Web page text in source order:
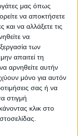
μας όπως
να αποκτήσετε
να αλλάξετε τις
να
των
απαιτεί τη
αρνηθείτε αυτήν
μόνο για αυτόν
σας ή να
στιγμή
κλικ στο
και οι
φορείς
του
ο
Να
και στην
τον